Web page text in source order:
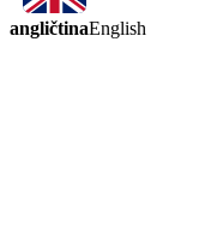
angličtinaEnglish